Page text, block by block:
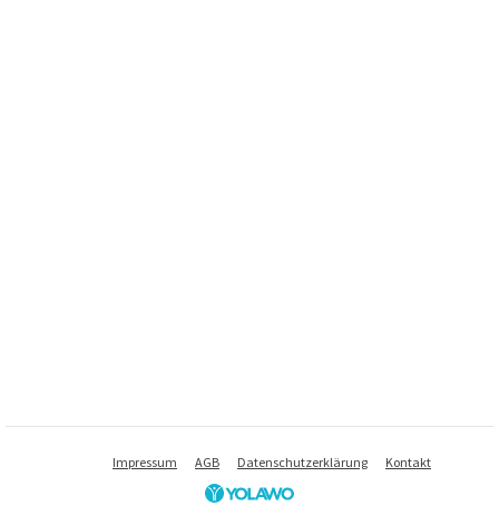
Impressum AGB Datenschutzerklärung Kontakt